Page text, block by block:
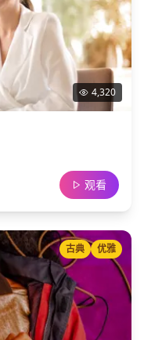
4,320
观看
古典 优雅